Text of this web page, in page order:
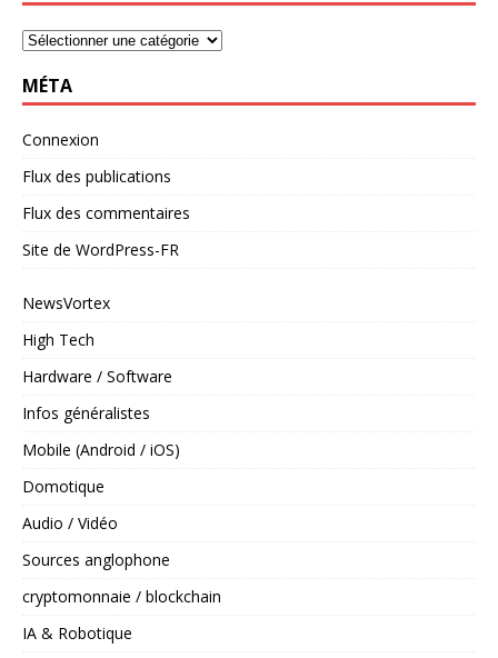
MÉTA
Connexion
Flux des publications
Flux des commentaires
Site de WordPress-FR
NewsVortex
High Tech
Hardware / Software
Infos généralistes
Mobile (Android / iOS)
Domotique
Audio / Vidéo
Sources anglophone
cryptomonnaie / blockchain
IA & Robotique